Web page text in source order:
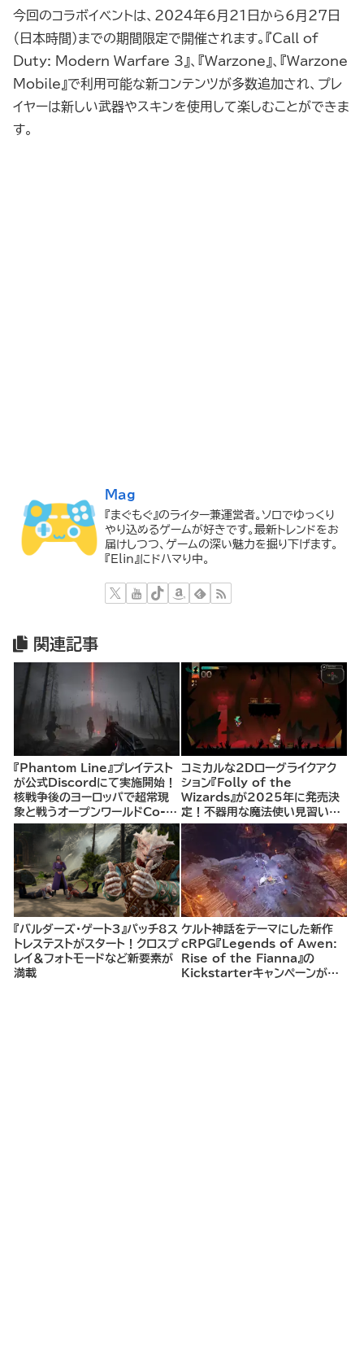
今回のコラボイベントは、2024年6月21日から6月27日
（日本時間）までの期間限定で開催されます。『Call of
Duty: Modern Warfare 3』、『Warzone』、『Warzone
Mobile』で利用可能な新コンテンツが多数追加され、プレ
イヤーは新しい武器やスキンを使用して楽しむことができま
す。
Mag
『まぐもぐ』のライター兼運営者。ソロでゆっくり
やり込めるゲームが好きです。最新トレンドをお
届けしつつ、ゲームの深い魅力を掘り下げます。
『Elin』にドハマり中。
関連記事
『Phantom Line』プレイテスト
が公式Discordにて実施開始！
核戦争後のヨーロッパで超常現
象と戦うオープンワールドCo-
opシューター
コミカルな2Dローグライクアク
ション『Folly of the
Wizards』が2025年に発売決
定！不器用な魔法使い見習いと
して、ランダム生成ダンジョンを
探索し、世界を救う冒険へ。
『バルダーズ・ゲート3』パッチ8ス
トレステストがスタート！クロスプ
レイ＆フォトモードなど新要素が
満載
ケルト神話をテーマにした新作
cRPG『Legends of Awen:
Rise of the Fianna』の
Kickstarterキャンペーンがま